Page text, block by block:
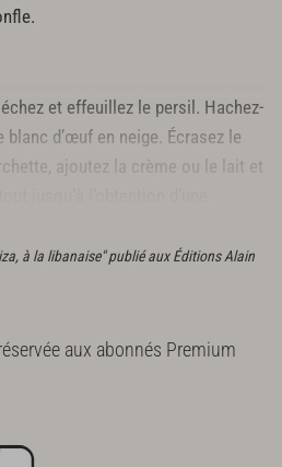
et effeuillez le persil. Hachez-
blanc d’œuf en neige. Écrasez le
ajoutez la crème ou le lait et
à la libanaise" publié aux Éditions Alain
aux abonnés Premium